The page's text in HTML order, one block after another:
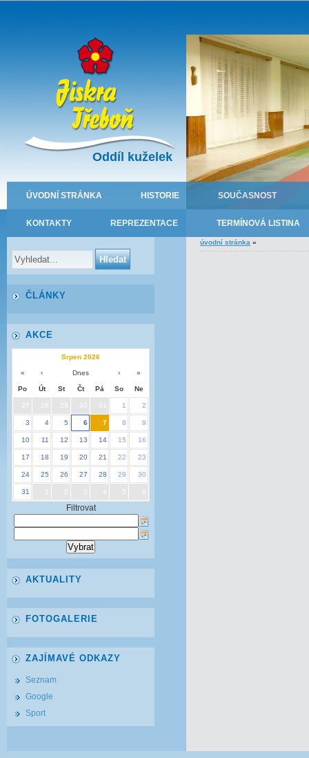
Oddíl kuželek
ÚVODNÍ STRÁNKA HISTORIE SOUČASNOST
KONTAKTY REPREZENTACE TERMÍNOVÁ LISTINA
úvodní stránka »
ČLÁNKY
AKCE
Srpen 2026
« ‹ Dnes › »
Po Út St Čt Pá So Ne
27 29 30 31 1 2
3 4 5 6 7 8 9
10 11 12 13 14 15 16
17 18 19 20 21 22 23
24 25 26 27 28 29 30
31 3 5
Filtrovat
AKTUALITY
FOTOGALERIE
ZAJÍMAVÉ ODKAZY
Seznam
Google
Sport